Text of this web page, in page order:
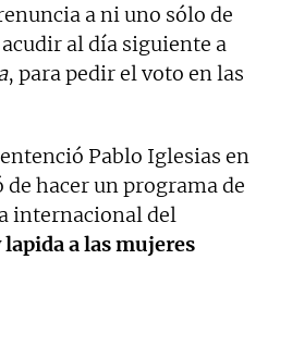
a ni uno sólo de
al día siguiente a
, para pedir el voto en las
Pablo Iglesias en
hacer un programa de
internacional del
a las mujeres